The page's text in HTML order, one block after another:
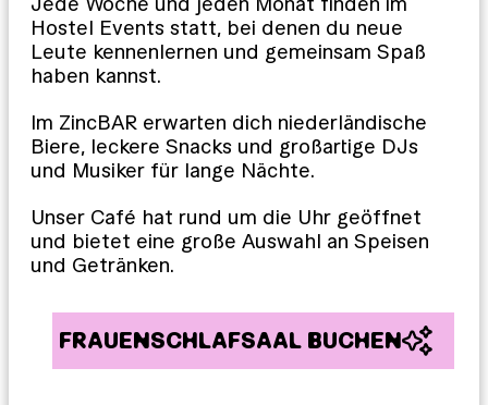
Hostel Events statt, bei denen du neue
Leute kennenlernen und gemeinsam Spaß
haben kannst.
Im ZincBAR erwarten dich niederländische
Biere, leckere Snacks und großartige DJs
und Musiker für lange Nächte.
Unser Café hat rund um die Uhr geöffnet
und bietet eine große Auswahl an Speisen
und Getränken.
FRAUENSCHLAFSAAL BUCHEN